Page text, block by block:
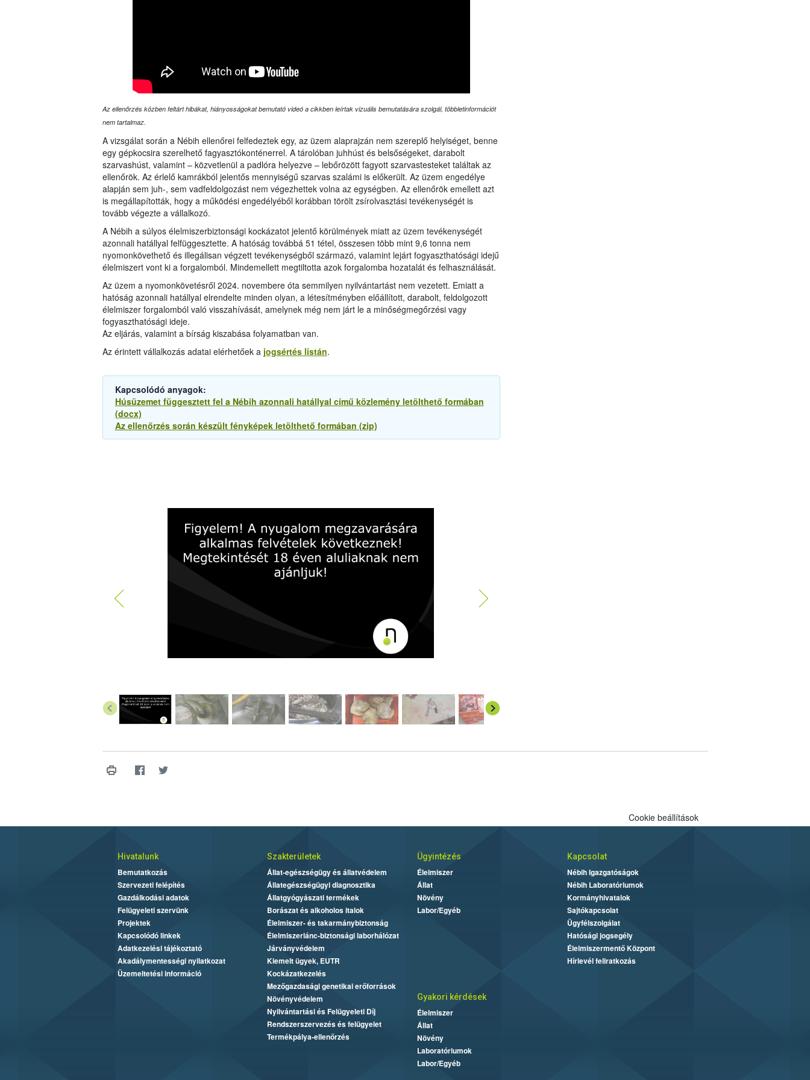
Az ellenőrzés közben feltárt hibákat, hiányosságokat bemutató videó a cikkben leírtak vizuális bemutatására szolgál, többletinformációt
nem tartalmaz.
A vizsgálat során a Nébih ellenőrei felfedeztek egy, az üzem alaprajzán nem szereplő helyiséget, benne
egy gépkocsira szerelhető fagyasztókonténerrel. A tárolóban juhhúst és belsőségeket, darabolt
szarvashúst, valamint – közvetlenül a padlóra helyezve – lebőrözött fagyott szarvastesteket találtak az
ellenőrök. Az érlelő kamrákból jelentős mennyiségű szarvas szalámi is előkerült. Az üzem engedélye
alapján sem juh-, sem vadfeldolgozást nem végezhettek volna az egységben. Az ellenőrök emellett azt
is megállapították, hogy a működési engedélyéből korábban törölt zsírolvasztási tevékenységét is
tovább végezte a vállalkozó.
A Nébih a súlyos élelmiszerbiztonsági kockázatot jelentő körülmények miatt az üzem tevékenységét
azonnali hatállyal felfüggesztette. A hatóság továbbá 51 tétel, összesen több mint 9,6 tonna nem
nyomonkövethető és illegálisan végzett tevékenységből származó, valamint lejárt fogyaszthatósági idejű
élelmiszert vont ki a forgalomból. Mindemellett megtiltotta azok forgalomba hozatalát és felhasználását.
Az üzem a nyomonkövetésről 2024. novembere óta semmilyen nyilvántartást nem vezetett. Emiatt a
hatóság azonnali hatállyal elrendelte minden olyan, a létesítményben előállított, darabolt, feldolgozott
élelmiszer forgalomból való visszahívását, amelynek még nem járt le a minőségmegőrzési vagy
fogyaszthatósági ideje.
Az eljárás, valamint a bírság kiszabása folyamatban van.
Az érintett vállalkozás adatai elérhetőek a jogsértés listán.
Kapcsolódó anyagok:
Húsüzemet függesztett fel a Nébih azonnali hatállyal című közlemény letölthető formában
(docx)
Az ellenőrzés során készült fényképek letölthető formában (zip)
Cookie beállítások
Hivatalunk
Bemutatkozás
Szervezeti felépítés
Gazdálkodási adatok
Felügyeleti szervünk
Projektek
Kapcsolódó linkek
Adatkezelési tájékoztató
Akadálymentességi nyilatkozat
Üzemeltetési információ
Szakterületek
Állat-egészségügy és állatvédelem
Állategészségügyi diagnosztika
Állatgyógyászati termékek
Borászat és alkoholos italok
Élelmiszer- és takarmánybiztonság
Élelmiszerlánc-biztonsági laborhálózat
Járványvédelem
Kiemelt ügyek, EUTR
Kockázatkezelés
Mezőgazdasági genetikai erőforrások
Növényvédelem
Nyilvántartási és Felügyeleti Díj
Rendszerszervezés és felügyelet
Termékpálya-ellenőrzés
Ügyintézés
Élelmiszer
Állat
Növény
Labor/Egyéb
Kapcsolat
Nébih Igazgatóságok
Nébih Laboratóriumok
Kormányhivatalok
Sajtókapcsolat
Ügyfélszolgálat
Hatósági jogsegély
Élelmiszermentő Központ
Hírlevél feliratkozás
Gyakori kérdések
Élelmiszer
Állat
Növény
Laboratóriumok
Labor/Egyéb